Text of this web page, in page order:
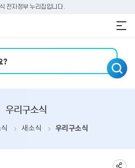
전자정부 누리집입니다.
우리구소식
새소식 우리구소식